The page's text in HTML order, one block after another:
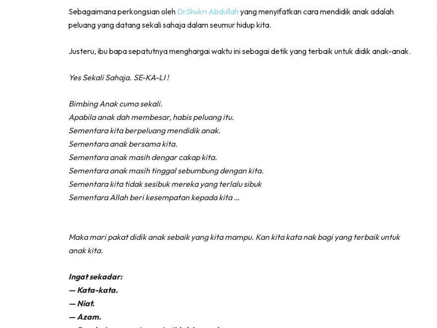
Sebagaimana perkongsian oleh DrShukri Abdullah yang menyifatkan cara mendidik anak adalah
peluang yang datang sekali sahaja dalam seumur hidup kita.
Justeru, ibu bapa sepatutnya menghargai waktu ini sebagai detik yang terbaik untuk didik anak-anak.
Yes Sekali Sahaja. SE-KA-LI !
Bimbing Anak cuma sekali.
Apabila anak dah membesar, habis peluang itu.
Sementara kita berpeluang mendidik anak.
Sementara anak bersama kita.
Sementara anak masih dengar cakap kita.
Sementara anak masih tinggal sebumbung dengan kita.
Sementara kita tidak sesibuk mereka yang terlalu sibuk
Sementara Allah beri kesempatan kepada kita …
Maka mari pakat didik anak sebaik yang kita mampu. Kan kita kata nak bagi yang terbaik untuk
anak kita.
Ingat sekadar:
— Kata-kata.
— Niat.
— Azam.